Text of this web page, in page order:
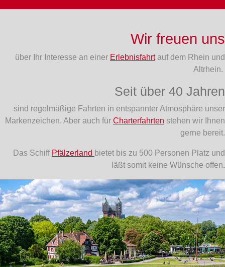
Wir freuen uns
über Ihr Interesse an einer Erlebnisfahrtauf dem Rhein und
Altrhein.
Seit über 40 Jahren
sind regelmäßige Fahrten in entspannter Atmosphäre unser
Markenzeichen. Aber auch für Charterfahrten stehen wir Ihnen
gerne bereit.
Das Schiff Pfälzerland bietet bis zu 500 Personen Platz und
läßt somit keine Wünsche offen.